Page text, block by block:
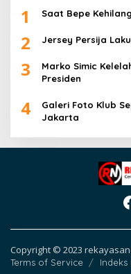
1 Saat Bepe
2 Jersey Persija
3
Marko Simic
Presiden
4
Galeri Foto Klub
Jakarta
Copyright © 2023
Terms of Service Indeks